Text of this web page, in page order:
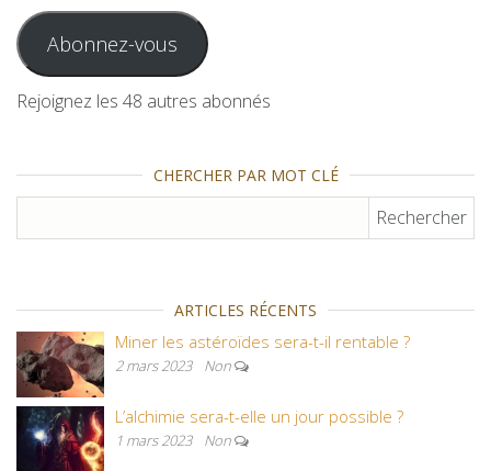
Abonnez-vous
Rejoignez les 48 autres abonnés
CHERCHER PAR MOT CLÉ
ARTICLES RÉCENTS
Miner les astéroïdes sera-t-il rentable ?
2 mars 2023 Non
L’alchimie sera-t-elle un jour possible ?
1 mars 2023 Non